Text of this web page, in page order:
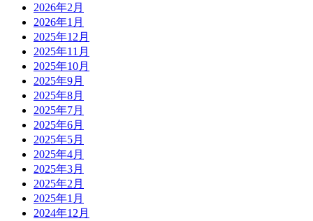
2026年2月
2026年1月
2025年12月
2025年11月
2025年10月
2025年9月
2025年8月
2025年7月
2025年6月
2025年5月
2025年4月
2025年3月
2025年2月
2025年1月
2024年12月